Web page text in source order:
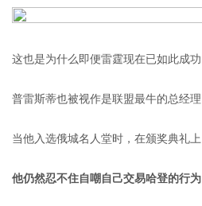
这也是为什么即便雷霆现在已如此成功
普雷斯蒂也被视作是联盟最牛的总经理
当他入选俄城名人堂时，在颁奖典礼上
他仍然忍不住自嘲自己交易哈登的行为